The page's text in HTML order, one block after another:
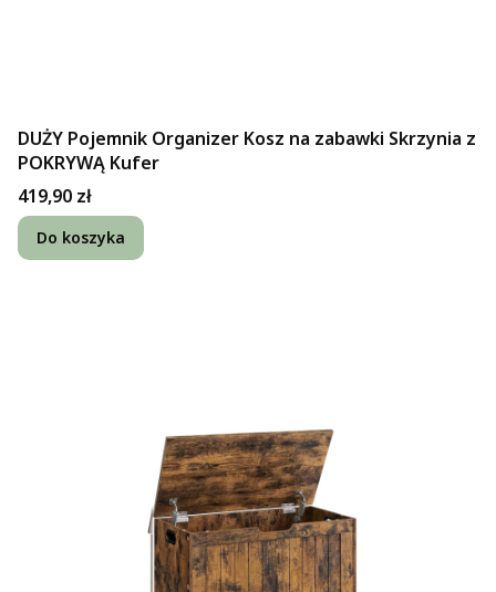
DUŻY Pojemnik Organizer Kosz na zabawki Skrzynia z
POKRYWĄ Kufer
Cena
419,90 zł
Do koszyka